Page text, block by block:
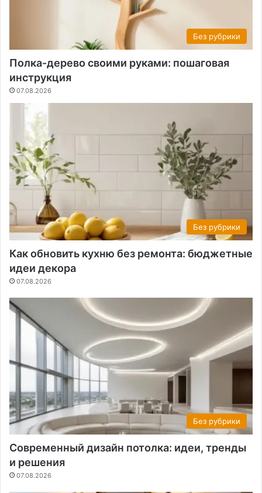
Без рубрики
Полка-дерево своими руками: пошаговая
инструкция
07.08.2026
Без рубрики
Как обновить кухню без ремонта: бюджетные
идеи декора
07.08.2026
Без рубрики
Современный дизайн потолка: идеи, тренды
и решения
07.08.2026